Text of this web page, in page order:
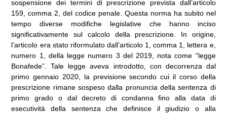
sospensione dei termini di prescrizione prevista dall’articolo
159, comma 2, del codice penale. Questa norma ha subito nel
tempo diverse modifiche legislative che hanno inciso
significativamente sul calcolo della prescrizione. In origine,
l’articolo era stato riformulato dall’articolo 1, comma 1, lettera e,
numero 1, della legge numero 3 del 2019, nota come “legge
Bonafede”. Tale legge aveva introdotto, con decorrenza dal
primo gennaio 2020, la previsione secondo cui il corso della
prescrizione rimane sospeso dalla pronuncia della sentenza di
primo grado o dal decreto di condanna fino alla data di
esecutività della sentenza che definisce il giudizio o alla